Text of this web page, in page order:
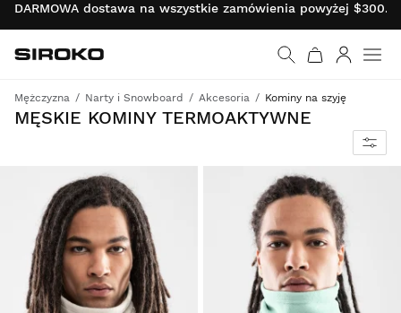
DARMOWA dostawa na wszystkie zamówienia powyżej
Wróć do strony
Siroko.com
Mężczyzna Narty i Snowboard Akcesoria Kominy na szyję
MĘSKIE KOMINY TERMOAKTYWNE
Termoaktywne kominy na szyję, z wykończeniem antypillingowym, pasujące do kurtek snowboardowych Siroko.